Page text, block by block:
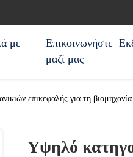
με
Επικοινωνήστε
μαζί μας
επικεφαλής για τη
Υψηλό